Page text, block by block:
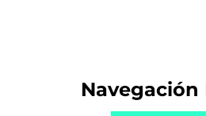
Navegación